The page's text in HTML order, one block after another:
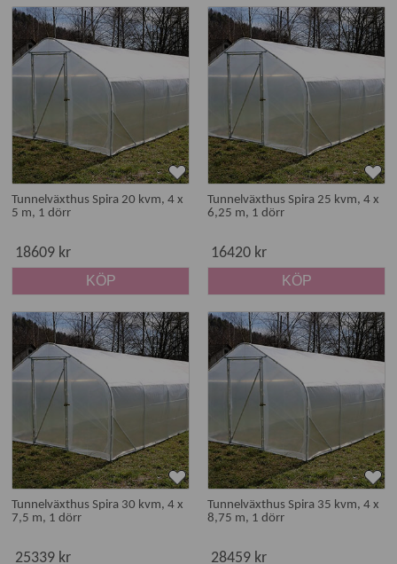
Tunnelväxthus Spira 20 kvm, 4 x
5 m, 1 dörr
18609 kr
KÖP
Tunnelväxthus Spira 25 kvm, 4 x
6,25 m, 1 dörr
16420 kr
KÖP
Tunnelväxthus Spira 30 kvm, 4 x
7,5 m, 1 dörr
25339 kr
Tunnelväxthus Spira 35 kvm, 4 x
8,75 m, 1 dörr
28459 kr